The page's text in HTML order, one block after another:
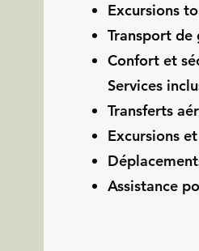
Excursions
Transport de
Confort et
Services
Transferts
Excursions
Assistance